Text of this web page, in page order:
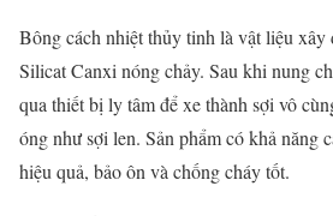
Bông cách nhiệt thủy tinh là vật liệu xây
Silicat Canxi nóng chảy. Sau khi nung
qua thiết bị ly tâm để xe thành sợi vô
óng như sợi len. Sản phẩm có khả năng
hiệu quả, bảo ôn và chống cháy tốt.